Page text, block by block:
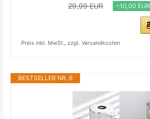
29,99 EUR −10,00 EUR
Preis inkl. MwSt., zzgl. Versandkosten
BESTSELLER NR. 6